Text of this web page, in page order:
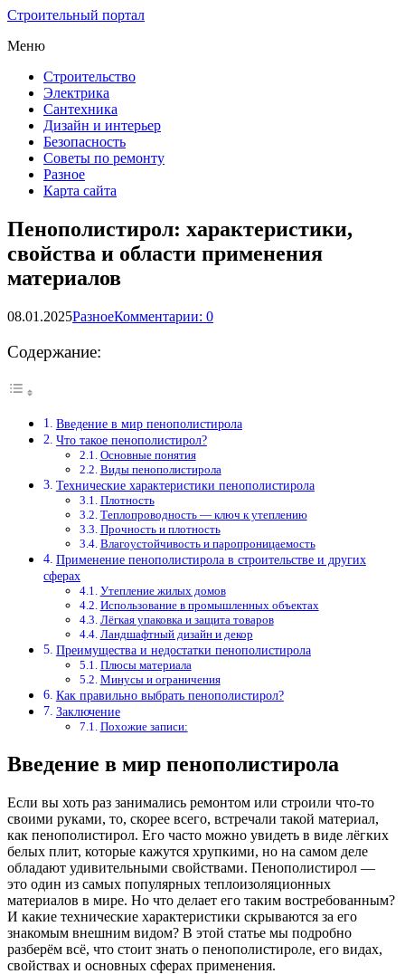
Строительный портал
Меню
Строительство
Электрика
Сантехника
Дизайн и интерьер
Безопасность
Советы по ремонту
Разное
Карта сайта
Пенополистирол: характеристики,
свойства и области применения
материалов
08.01.2025РазноеКомментарии: 0
Содержание:
Введение в мир пенополистирола
Что такое пенополистирол?
Основные понятия
Виды пенополистирола
Технические характеристики пенополистирола
Плотность
Теплопроводность — ключ к утеплению
Прочность и плотность
Влагоустойчивость и паропроницаемость
Применение пенополистирола в строительстве и других
сферах
Утепление жилых домов
Использование в промышленных объектах
Лёгкая упаковка и защита товаров
Ландшафтный дизайн и декор
Преимущества и недостатки пенополистирола
Плюсы материала
Минусы и ограничения
Как правильно выбрать пенополистирол?
Заключение
Похожие записи:
Введение в мир пенополистирола
Если вы хоть раз занимались ремонтом или строили что-то
своими руками, то, скорее всего, встречали такой материал,
как пенополистирол. Его часто можно увидеть в виде лёгких
белых плит, которые кажутся хрупкими, но на самом деле
обладают удивительными свойствами. Пенополистирол —
это один из самых популярных теплоизоляционных
материалов в мире. Но что делает его таким востребованным?
И какие технические характеристики скрываются за его
знакомым внешним видом? В этой статье мы подробно
разберём всё, что стоит знать о пенополистироле, его видах,
свойствах и основных сферах применения.